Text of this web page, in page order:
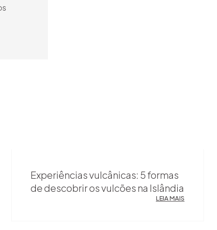
Experiências vulcânicas: 5 formas
de descobrir os vulcões na Islândia
LEIA MAIS